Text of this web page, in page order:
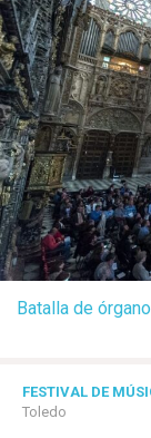
Batalla de
FESTIVAL DE
Toledo